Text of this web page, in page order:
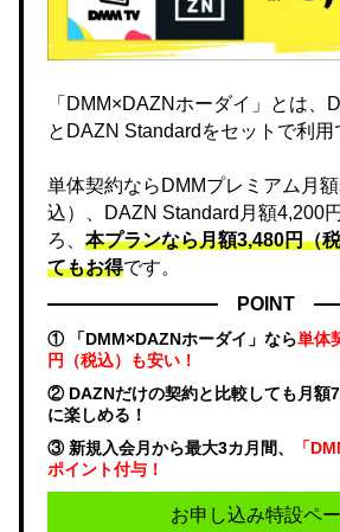
「DMM×DAZNホーダイ」とは、
とDAZN Standardをセットで利用
単体契約ならDMMプレミアム月
込）、DAZN Standard月額4,200
ろ、 本プランなら月額3,480円（
てもお得です。
POINT
① 「DMM×DAZNホーダイ」なら単体
円（税込）も安い！
② DAZNだけの契約と比較しても月額
に楽しめる！
③ 新規入会月から最大3カ月間、
「
ポイント付与！
お申し込み特設ペ